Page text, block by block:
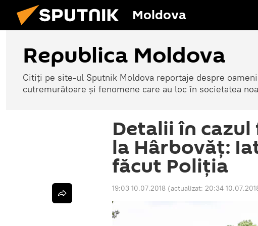
Moldova
Republica Moldova
Citiți pe site-ul Sputnik Moldova reportaje despre
cutremurătoare și fenomene care au loc în societatea
Detalii în
la Hârbovăț:
făcut Poliția
19:03 10.07.2018 (actualizat: 20:34